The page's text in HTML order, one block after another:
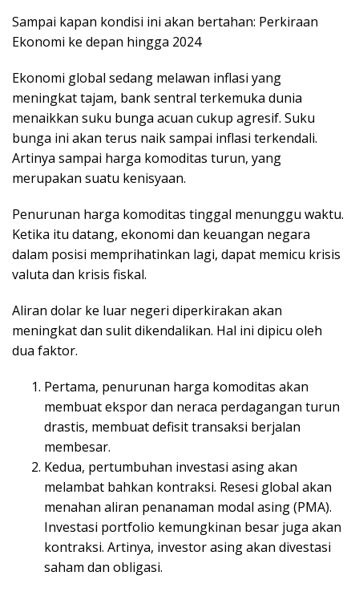
Sampai kapan kondisi ini akan bertahan: Perkiraan
Ekonomi ke depan hingga 2024
Ekonomi global sedang melawan inflasi yang
meningkat tajam, bank sentral terkemuka dunia
menaikkan suku bunga acuan cukup agresif. Suku
bunga ini akan terus naik sampai inflasi terkendali.
Artinya sampai harga komoditas turun, yang
merupakan suatu kenisyaan.
Penurunan harga komoditas tinggal menunggu waktu.
Ketika itu datang, ekonomi dan keuangan negara
dalam posisi memprihatinkan lagi, dapat memicu krisis
valuta dan krisis fiskal.
Aliran dolar ke luar negeri diperkirakan akan
meningkat dan sulit dikendalikan. Hal ini dipicu oleh
dua faktor.
Pertama, penurunan harga komoditas akan
membuat ekspor dan neraca perdagangan turun
drastis, membuat defisit transaksi berjalan
membesar.
Kedua, pertumbuhan investasi asing akan
melambat bahkan kontraksi. Resesi global akan
menahan aliran penanaman modal asing (PMA).
Investasi portfolio kemungkinan besar juga akan
kontraksi. Artinya, investor asing akan divestasi
saham dan obligasi.